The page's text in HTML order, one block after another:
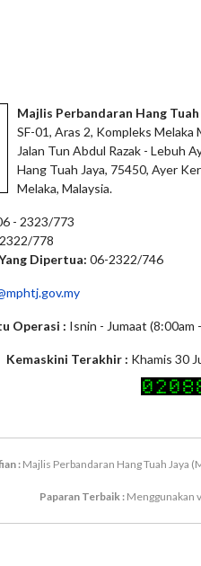
Majlis Perbandaran Hang Tuah
SF-01, Aras 2, Kompleks Melaka
Jalan Tun Abdul Razak - Lebuh
Hang Tuah Jaya, 75450, Ayer
Melaka, Malaysia.
- 2323/773
778
Dipertua: 06-2322/746
Operasi : Isnin - Jumaat (8:00am
Kemaskini Terakhir : Khamis 30
:Majlis Perbandaran Hang Tuah Jaya
Paparan Terbaik : Menggunakan